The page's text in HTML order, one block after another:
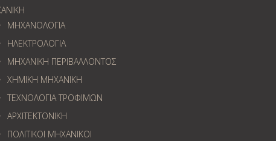
ΜΗΧΑΝΟΛΟΓΙΑ
ΗΛΕΚΤΡΟΛΟΓΙΑ
ΜΗΧΑΝΙΚΗ ΠΕΡΙΒΑΛΛΟΝΤΟΣ
ΧΗΜΙΚΗ ΜΗΧΑΝΙΚΗ
ΤΕΧΝΟΛΟΓΙΑ ΤΡΟΦΙΜΩΝ
ΑΡΧΙΤΕΚΤΟΝΙΚΗ
ΠΟΛΙΤΙΚΟΙ ΜΗΧΑΝΙΚΟΙ